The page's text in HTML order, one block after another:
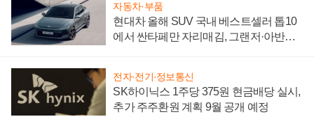
자동차·부품
현대차 올해 SUV 국내 베스트셀러 톱10
에서 싼타페만 자리매김, 그랜저·아반떼
전자·전기·정보통신
SK하이닉스 1주당 375원 현금배당 실시,
추가 주주환원 계획 9월 공개 예정